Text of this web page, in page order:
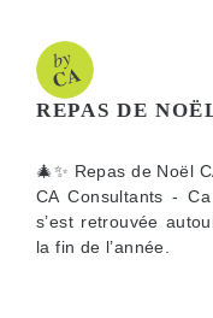
REPAS DE
🎄✨ Repas de Noël
CA Consultants -
s’est retrouvée
la fin de l’année.